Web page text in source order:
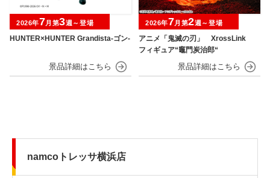
HUNTER×HUNTER Grandista-ゴン-
2026年7月第3週～登場
アニメ「鬼滅の刃」 XrossLink
フィギュア“竈門炭治郎“
2026年7月第2週～登場
namcoトレッサ横浜店